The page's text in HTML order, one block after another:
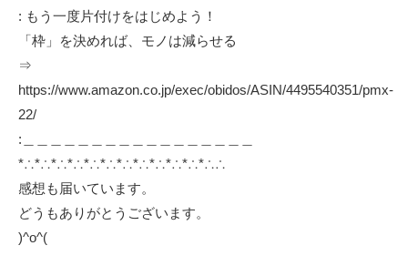
: もう一度片付けをはじめよう！
「枠」を決めれば、モノは減らせる
⇒
https://www.amazon.co.jp/exec/obidos/ASIN/4495540351/pmx-
22/
:＿＿＿＿＿＿＿＿＿＿＿＿＿＿＿＿＿
*∴*∴*∴*∴*∴*∴*∴*∴*∴*∴*∴*∴∴
感想も届いています。
どうもありがとうございます。
)^o^(